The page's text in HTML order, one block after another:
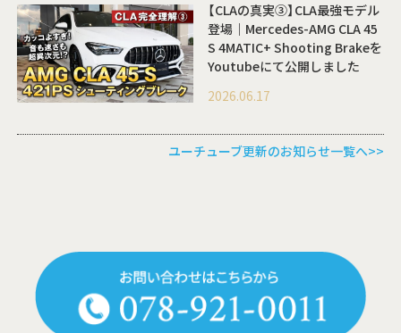
【CLAの真実③】CLA最強モデル
登場｜Mercedes-AMG CLA 45
S 4MATIC+ Shooting Brakeを
Youtubeにて公開しました
2026.06.17
ユーチューブ更新のお知らせ一覧へ>>